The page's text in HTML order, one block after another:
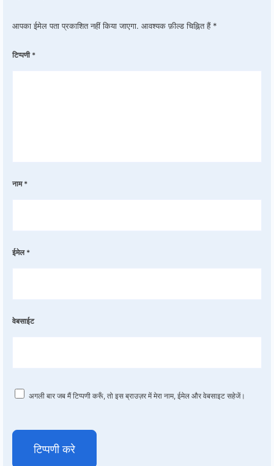
आपका ईमेल पता प्रकाशित नहीं किया जाएगा. आवश्यक फ़ील्ड चिह्नित हैं *
टिप्पणी *
नाम *
ईमेल *
वेबसाईट
अगली बार जब मैं टिप्पणी करूँ, तो इस ब्राउज़र में मेरा नाम, ईमेल और वेबसाइट सहेजें।